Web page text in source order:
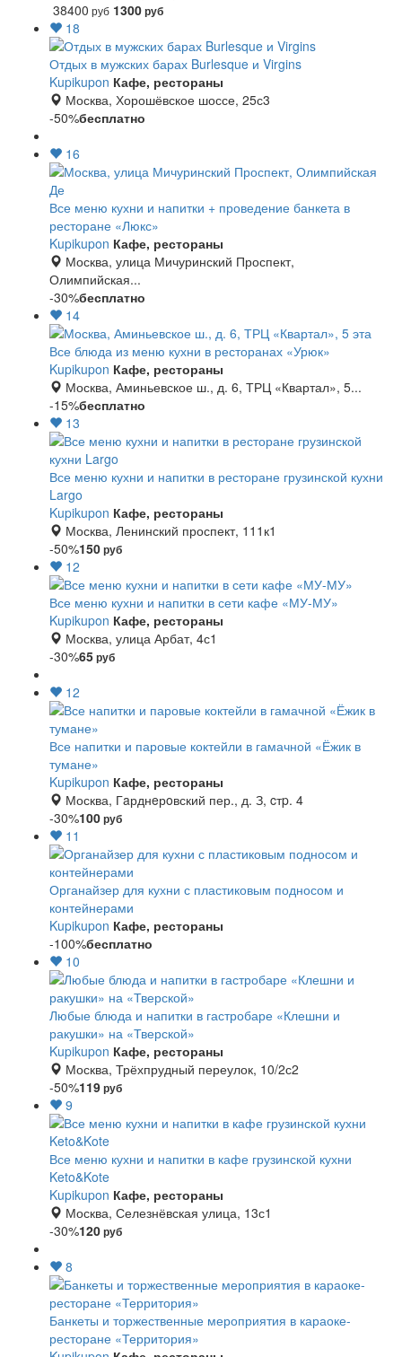
38400 руб 1300руб
18
Отдых в мужских барах Burlesque и Virgins
Kupikupon Кафе, рестораны
Москва, Хорошёвское шоссе, 25с3
-50%бесплатно
16
Все меню кухни и напитки + проведение банкета в
ресторане «Люкс»
Kupikupon Кафе, рестораны
Москва, улица Мичуринский Проспект,
Олимпийская...
-30%бесплатно
14
Все блюда из меню кухни в ресторанах «Урюк»
Kupikupon Кафе, рестораны
Москва, Аминьевское ш., д. 6, ТРЦ «Квартал», 5...
-15%бесплатно
13
Все меню кухни и напитки в ресторане грузинской кухни
Largo
Kupikupon Кафе, рестораны
Москва, Ленинский проспект, 111к1
-50%150руб
12
Все меню кухни и напитки в сети кафе «МУ-МУ»
Kupikupon Кафе, рестораны
Москва, улица Арбат, 4с1
-30%65руб
12
Все напитки и паровые коктейли в гамачной «Ёжик в
тумане»
Kupikupon Кафе, рестораны
Москва, Гaрднeрoвский пер., д. З, cтp. 4
-30%100руб
11
Органайзер для кухни с пластиковым подносом и
контейнерами
Kupikupon Кафе, рестораны
-100%бесплатно
10
Любые блюда и напитки в гастробаре «Клешни и
ракушки» на «Тверской»
Kupikupon Кафе, рестораны
Москва, Трёхпрудный переулок, 10/2с2
-50%119руб
9
Все меню кухни и напитки в кафе грузинской кухни
Keto&Kote
Kupikupon Кафе, рестораны
Москва, Селезнёвская улица, 13с1
-30%120руб
8
Банкеты и торжественные мероприятия в караоке-
ресторане «Территория»